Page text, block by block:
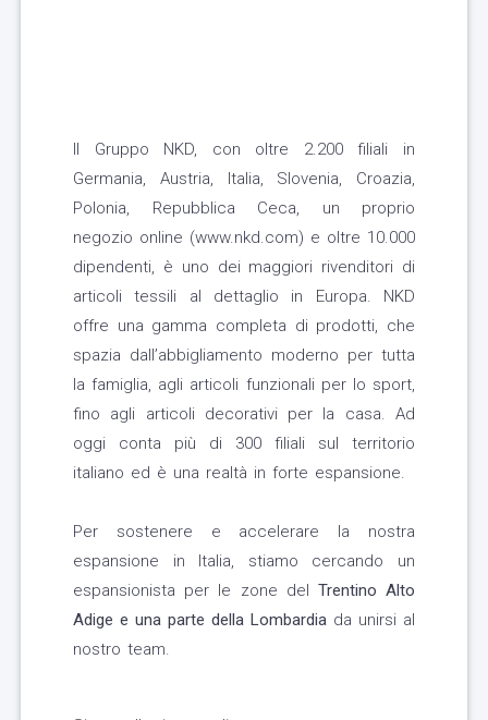
Il Gruppo NKD, con oltre 2.200 filiali in
Germania, Austria, Italia, Slovenia, Croazia,
Polonia, Repubblica Ceca, un proprio
negozio online (www.nkd.com) e oltre 10.000
dipendenti, è uno dei maggiori rivenditori di
articoli tessili al dettaglio in Europa. NKD
offre una gamma completa di prodotti, che
spazia dall’abbigliamento moderno per tutta
la famiglia, agli articoli funzionali per lo sport,
fino agli articoli decorativi per la casa. Ad
oggi conta più di 300 filiali sul territorio
italiano ed è una realtà in forte espansione.
Per sostenere e accelerare la nostra
espansione in Italia, stiamo cercando un
espansionista per le zone del Trentino Alto
Adige e una parte della Lombardia da unirsi al
nostro team.